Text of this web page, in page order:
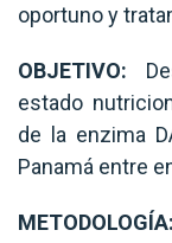
oportuno y
OBJETIVO:
estado
de la enzima
Panamá entre
METODOLOGÍA: